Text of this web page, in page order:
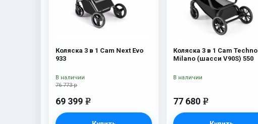
Коляска 3 в 1 Cam Next Evo
933
76 773 р
69 399 e
В наличии
Коляска 3 в 1 Cam Techno
Milano (шасси V90S) 550
77 680 e
В наличии